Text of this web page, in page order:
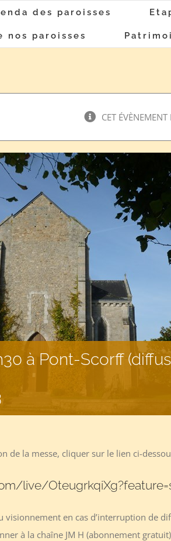
des paroisses
nos paroisses
CET ÉVÈNEMENT
à Pont-Scorff
de la messe, cliquer sur le lien ci-
live/
visionnement en cas d’interruption de
à la chaîne JM H (abonnement